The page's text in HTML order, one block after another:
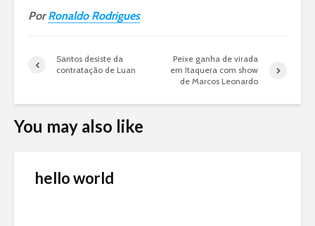
PorRonaldo Rodrigues
Santos desiste da
contratação de Luan
Peixe ganha de virada
em Itaquera com show
de Marcos Leonardo
You may also like
hello world